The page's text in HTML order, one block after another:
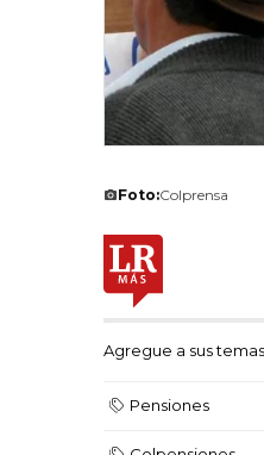
Foto:Colprensa
Agregue a sus
Pensiones